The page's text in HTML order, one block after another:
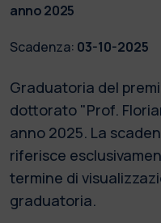
anno 2025
Scadenza: 03-10-2025
Graduatoria del
dottorato "Prof.
anno 2025. La
riferisce
termine di
graduatoria.